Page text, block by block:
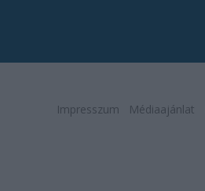
Impresszum Médiaajánlat